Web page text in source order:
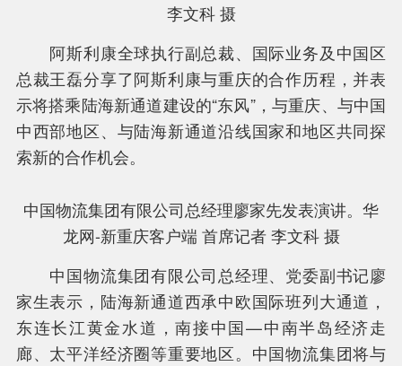
李文科 摄
阿斯利康全球执行副总裁、国际业务及中国区
总裁王磊分享了阿斯利康与重庆的合作历程，并表
示将搭乘陆海新通道建设的“东风”，与重庆、与中国
中西部地区、与陆海新通道沿线国家和地区共同探
索新的合作机会。
中国物流集团有限公司总经理廖家先发表演讲。华
龙网-新重庆客户端 首席记者 李文科 摄
中国物流集团有限公司总经理、党委副书记廖
家生表示，陆海新通道西承中欧国际班列大通道，
东连长江黄金水道，南接中国—中南半岛经济走
廊、太平洋经济圈等重要地区。中国物流集团将与